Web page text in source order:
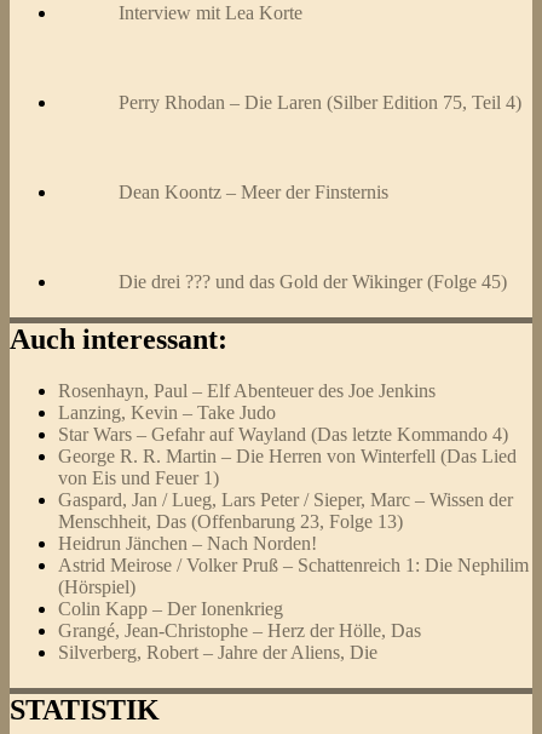
Interview mit Lea Korte
Perry Rhodan – Die Laren (Silber Edition 75, Teil 4)
Dean Koontz – Meer der Finsternis
Die drei ??? und das Gold der Wikinger (Folge 45)
Auch interessant:
Rosenhayn, Paul – Elf Abenteuer des Joe Jenkins
Lanzing, Kevin – Take Judo
Star Wars – Gefahr auf Wayland (Das letzte Kommando 4)
George R. R. Martin – Die Herren von Winterfell (Das Lied
von Eis und Feuer 1)
Gaspard, Jan / Lueg, Lars Peter / Sieper, Marc – Wissen der
Menschheit, Das (Offenbarung 23, Folge 13)
Heidrun Jänchen – Nach Norden!
Astrid Meirose / Volker Pruß – Schattenreich 1: Die Nephilim
(Hörspiel)
Colin Kapp – Der Ionenkrieg
Grangé, Jean-Christophe – Herz der Hölle, Das
Silverberg, Robert – Jahre der Aliens, Die
STATISTIK